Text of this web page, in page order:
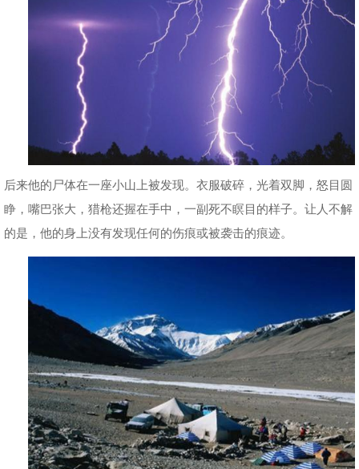
后来他的尸体在一座小山上被发现。衣服破碎，光着双脚，怒目圆
睁，嘴巴张大，猎枪还握在手中，一副死不瞑目的样子。让人不解
的是，他的身上没有发现任何的伤痕或被袭击的痕迹。